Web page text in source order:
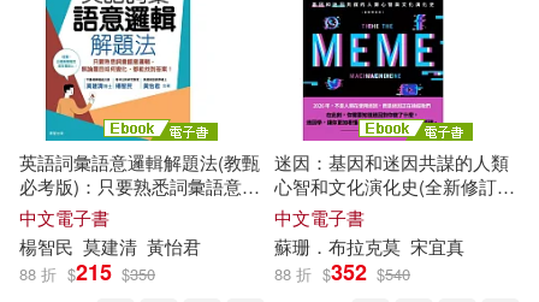
克里斯提昂．賈克(1)
凌玉著(1) 凱文·努金特(1)
凱潔．維邁爾(1)
凱特‧莎莫史克爾(1)
中華書局(香港)(1) 九歌(1)
二十張出版(1)
人民日報出版社(1)
企業管理出版社(1) 健行(1)
英語詞彙語意邏輯解題法(教甄
必考版)：只要熟悉詞彙語意邏
輯，無論題目如何變化，都能
找到答案! (電子書)
中文電子書
楊智民 莫建清 黃怡君
88 折 $215 $350
迷因：基因和迷因共謀的人類
心智和文化演化史(全新修訂
本) (電子書)
中文電子書
蘇珊．布拉克莫 宋宜真
88 折 $352 $540